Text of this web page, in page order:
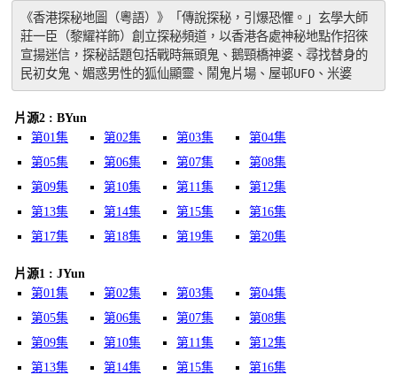
《香港探秘地圖（粵語）》「傳說探秘，引爆恐懼。」玄學大師
莊一臣（黎耀祥飾）創立探秘頻道，以香港各處神秘地點作招徠
宣揚迷信，探秘話題包括戰時無頭鬼、鵝頸橋神婆、尋找替身的
民初女鬼、媚惑男性的狐仙顯靈、鬧鬼片場、屋邨UFO、米婆
片源2 : BYun
第01集
第02集 第03集
第04集
第05集
第06集 第07集
第08集
第09集
第10集 第11集
第12集
第13集
第14集 第15集
第16集
第17集
第18集 第19集 第20集
片源1 : JYun
第01集
第02集 第03集
第04集
第05集
第06集 第07集
第08集
第09集
第10集 第11集
第12集
第13集
第14集 第15集
第16集